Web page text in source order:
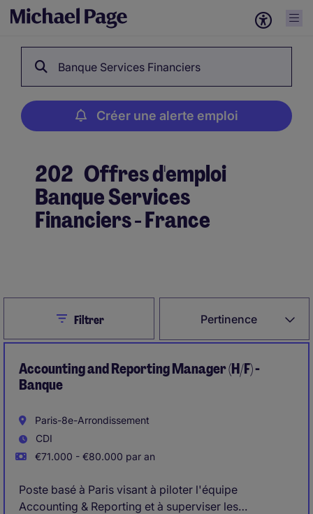
Banque Services Financiers
Créer une alerte emploi
202 Offres d'emploi
Banque Services
Financiers - France
Pertinence
CloseFiltrer
Accounting and Reporting Manager (H/F) -
Banque
Paris-8e-Arrondissement
CDI
€71.000 - €80.000 par an
Poste basé à Paris visant à piloter l'équipe
Accounting & Reporting et à superviser les